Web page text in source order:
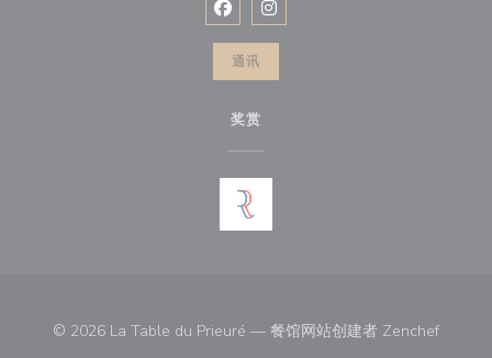
Facebook ((在新窗口中打开))
Instagram ((在新窗口中打开))
通讯
奖赏
© 2026 La Table du Prieuré — 餐馆网站创建者 Zenchef((在新